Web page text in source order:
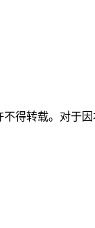
得转载。对于因